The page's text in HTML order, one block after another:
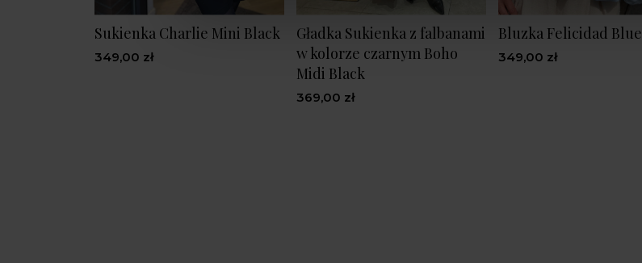
Sukienka Charlie Mini Black
349,00 zł
Gładka Sukienka z falbanami
w kolorze czarnym Boho
Midi Black
369,00 zł
Bluzka Felicidad Blue
349,00 zł